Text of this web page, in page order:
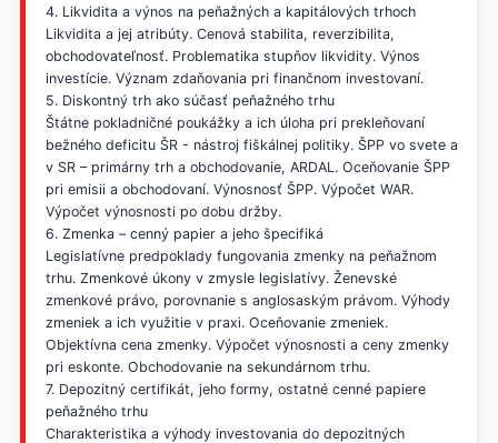
4. Likvidita a výnos na peňažných a kapitálových trhoch
Likvidita a jej atribúty. Cenová stabilita, reverzibilita,
obchodovateľnosť. Problematika stupňov likvidity. Výnos
investície. Význam zdaňovania pri finančnom investovaní.
5. Diskontný trh ako súčasť peňažného trhu
Štátne pokladničné poukážky a ich úloha pri prekleňovaní
bežného deficitu ŠR - nástroj fiškálnej politiky. ŠPP vo svete a
v SR – primárny trh a obchodovanie, ARDAL. Oceňovanie ŠPP
pri emisii a obchodovaní. Výnosnosť ŠPP. Výpočet WAR.
Výpočet výnosnosti po dobu držby.
6. Zmenka – cenný papier a jeho špecifiká
Legislatívne predpoklady fungovania zmenky na peňažnom
trhu. Zmenkové úkony v zmysle legislatívy. Ženevské
zmenkové právo, porovnanie s anglosaským právom. Výhody
zmeniek a ich využitie v praxi. Oceňovanie zmeniek.
Objektívna cena zmenky. Výpočet výnosnosti a ceny zmenky
pri eskonte. Obchodovanie na sekundárnom trhu.
7. Depozitný certifikát, jeho formy, ostatné cenné papiere
peňažného trhu
Charakteristika a výhody investovania do depozitných